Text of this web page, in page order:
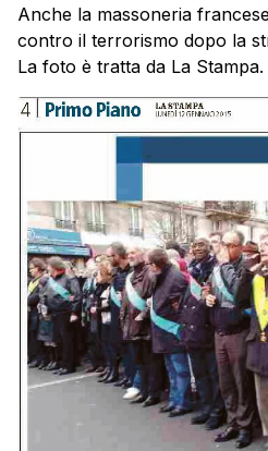
Anche la massoneria
contro il terrorismo dopo la
La foto è tratta da La Stampa.